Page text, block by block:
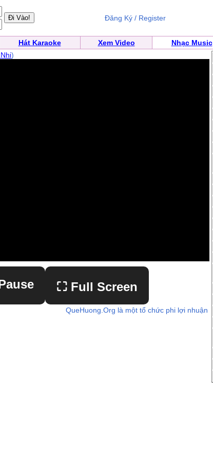
Đăng Ký / Register
Hát Karaoke Xem Video Nhạc Music
)
⛶ Full Screen
QueHuong.Org là một tổ chức phi lợi nhuận